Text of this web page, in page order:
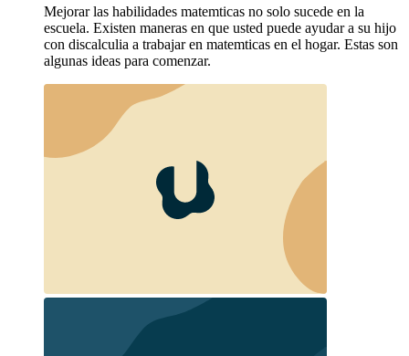
Mejorar las habilidades matemticas no solo sucede en la
escuela. Existen maneras en que usted puede ayudar a su hijo
con discalculia a trabajar en matemticas en el hogar. Estas son
algunas ideas para comenzar.